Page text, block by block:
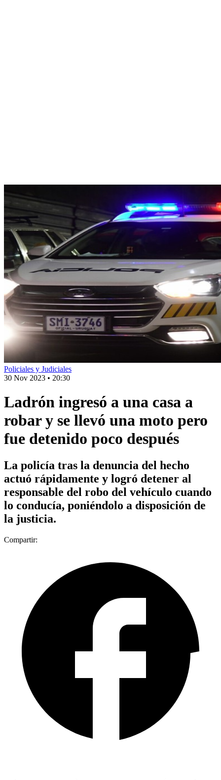
Policiales y Judiciales
30 Nov 2023 • 20:30
Ladrón ingresó a una casa a
robar y se llevó una moto pero
fue detenido poco después
La policía tras la denuncia del hecho
actuó rápidamente y logró detener al
responsable del robo del vehículo cuando
lo conducía, poniéndolo a disposición de
la justicia.
Compartir: